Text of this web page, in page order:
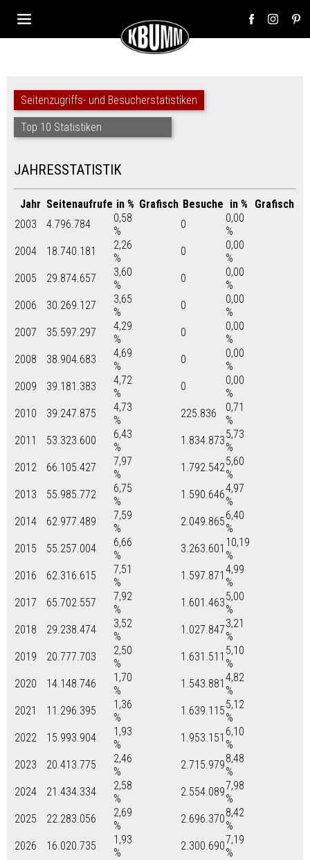
Seitenzugriffs- und Besucherstatistiken
Top 10 Statistiken
JAHRESSTATISTIK
Jahr Seitenaufrufe in % Grafisch Besuche in %
Grafisch
2003
4.796.784
0,58
%
0
0,00
%
2004
18.740.181
2,26
%
0
0,00
%
2005
29.874.657
3,60
%
0
0,00
%
2006
30.269.127
3,65
%
0
0,00
%
2007
35.597.297
4,29
%
0
0,00
%
2008
38.904.683
4,69
%
0
0,00
%
2009
39.181.383
4,72
%
0
0,00
%
2010
39.247.875
4,73
%
225.836
0,71
%
2011
53.323.600
6,43
%
1.834.8735,73
%
2012
66.105.427
7,97
%
1.792.5425,60
%
2013
55.985.772
6,75
%
1.590.6464,97
%
2014
62.977.489
7,59
%
2.049.8656,40
%
2015
55.257.004
6,66
%
3.263.601 10,19
%
2016
62.316.615
7,51
%
1.597.871 4,99
%
2017
65.702.557
7,92
%
1.601.4635,00
%
2018
29.238.474
3,52
%
1.027.8473,21
%
2019
20.777.703
2,50
%
1.631.511 5,10
%
2020
14.148.746
1,70
%
1.543.881 4,82
%
2021
11.296.395
1,36
%
1.639.1155,12
%
2022
15.993.904
1,93
%
1.953.151 6,10
%
2023
20.413.775
2,46
%
2.715.9798,48
%
2024
21.434.334
2,58
%
2.554.0897,98
%
2025
22.283.056
2,69
%
2.696.3708,42
%
2026
16.020.735
1,93
%
2.300.6907,19
%